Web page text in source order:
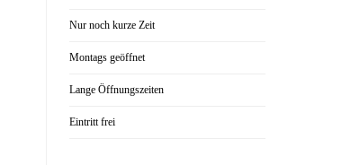
Nur noch kurze Zeit
Montags geöffnet
Lange Öffnungszeiten
Eintritt frei